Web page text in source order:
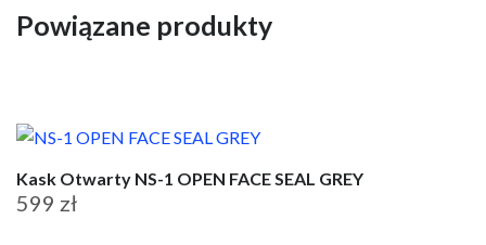
Powiązane produkty
Kask Otwarty NS-1 OPEN FACE SEAL GREY
599 zł